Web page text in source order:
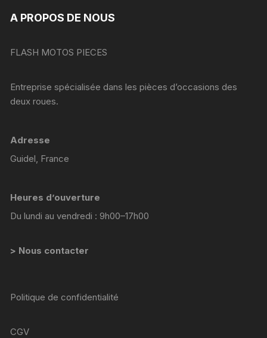
A PROPOS DE NOUS
FLASH MOTOS PIECES
Entreprise spécialisée dans les pièces d’occasions des
deux roues.
Adresse
Guidel, France
Heures d’ouverture
Du lundi au vendredi : 9h00–17h00
> Nous contacter
Politique de confidentialité
CGV